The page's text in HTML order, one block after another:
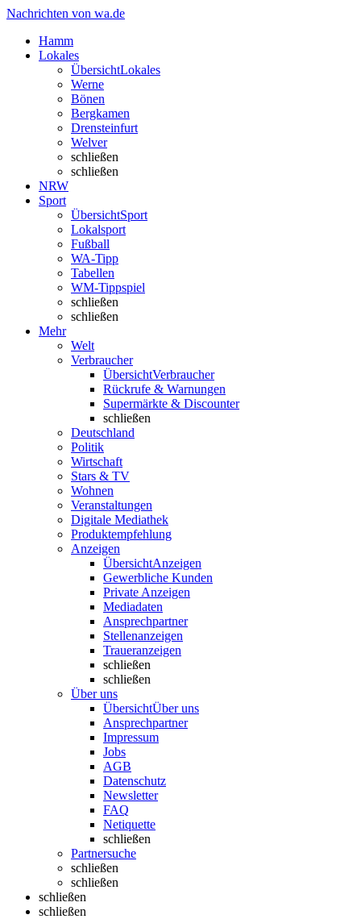
Nachrichten von wa.de
Hamm
Lokales
ÜbersichtLokales
Werne
Bönen
Bergkamen
Drensteinfurt
Welver
schließen
schließen
NRW
Sport
ÜbersichtSport
Lokalsport
Fußball
WA-Tipp
Tabellen
WM-Tippspiel
schließen
schließen
Mehr
Welt
Verbraucher
ÜbersichtVerbraucher
Rückrufe & Warnungen
Supermärkte & Discounter
schließen
Deutschland
Politik
Wirtschaft
Stars & TV
Wohnen
Veranstaltungen
Digitale Mediathek
Produktempfehlung
Anzeigen
ÜbersichtAnzeigen
Gewerbliche Kunden
Private Anzeigen
Mediadaten
Ansprechpartner
Stellenanzeigen
Traueranzeigen
schließen
schließen
Über uns
ÜbersichtÜber uns
Ansprechpartner
Impressum
Jobs
AGB
Datenschutz
Newsletter
FAQ
Netiquette
schließen
Partnersuche
schließen
schließen
schließen
schließen